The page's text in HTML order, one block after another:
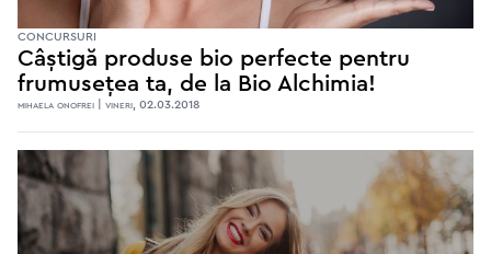
CONCURSURI
Câștigă produse bio perfecte pentru
frumusețea ta, de la Bio Alchimia!
mihaela onofrei | vineri, 02.03.2018